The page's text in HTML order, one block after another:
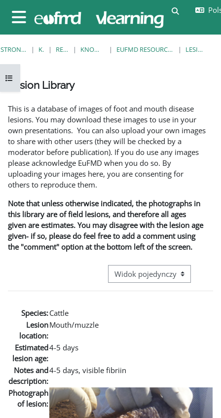
Panel boczny
Otwórz indeks kursu
STRONA GŁÓWNA KURSY RESOURCES KNOWLEDGE BANK EUFMD RESOURCES: CLINICAL DIAGNOSIS LESION LIBRARY
Lesion Library
This is a database of images of foot and mouth disease
lesions. You may download these images to use in your
own presentations. You can also upload your own images
to share with other users (they will be checked by a
moderator before publication). If you do use any images
please acknowledge EuFMD when you do so. By
uploading your images here, you are consenting for
others to reproduce them.
Note that unless otherwise indicated, the photographs in
this library are of field lesions, and therefore all ages
given are estimates. You may disagree with the lesion age
given- if so, please do feel free to add a comment using
the "comment" option at the bottom left of the screen.
Przeglądanie: nawigacja
Species:Cattle
Lesion
location:
Mouth/muzzle
Estimated
lesion age:
4-5 days
Notes and
description:
4-5 days, visible fibriin
Photograph
of lesion: